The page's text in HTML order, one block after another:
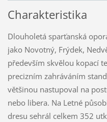
Charakteristika
Dlouholetá sparťanská
jako Novotný, Frýdek,
především skvělou kopací
precizním zahráváním
většinou nastupoval na
nebo libera. Na Letné
dresu sehrál celkem 352